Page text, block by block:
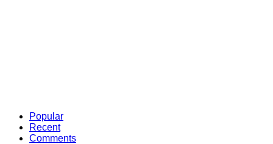
Popular
Recent
Comments